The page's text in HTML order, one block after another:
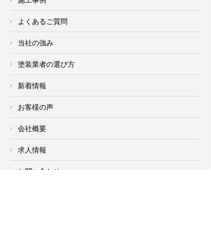
よくあるご質問
当社の強み
塗装業者の選び方
新着情報
お客様の声
会社概要
求人情報
お問い合わせ